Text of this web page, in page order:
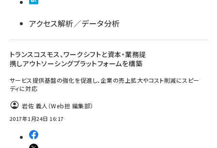
アクセス解析／データ分析
トランスコスモス、ワークシフトと資本・業務提
携しアウトソーシングプラットフォームを構築
サービス提供基盤の強化を促進し、企業の売上拡大やコスト削減にスピー
ディに対応
岩佐 義人（Web担 編集部）
2017年1月24日 16:17